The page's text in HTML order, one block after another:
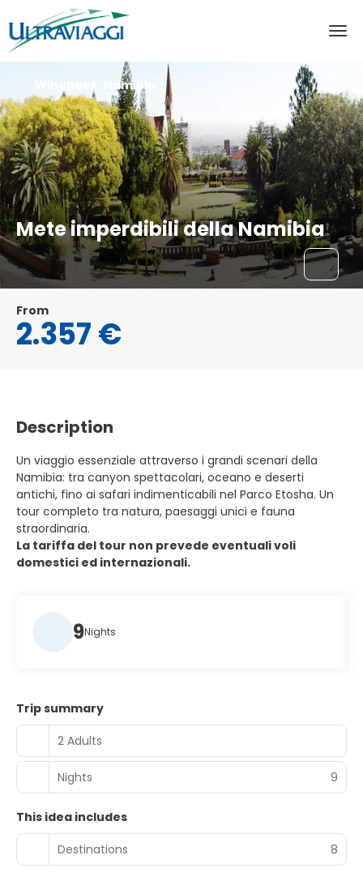
Mete imperdibili della Namibia
Windhoek, Namibia
From
2.357 €
Description
Un viaggio essenziale attraverso i grandi scenari della
Namibia: tra canyon spettacolari, oceano e deserti
antichi, fino ai safari indimenticabili nel Parco Etosha. Un
tour completo tra natura, paesaggi unici e fauna
straordinaria.
La tariffa del tour non prevede eventuali voli
domestici ed internazionali.
9Nights
Trip summary
2 Adults
Nights 9
This idea includes
Destinations
8